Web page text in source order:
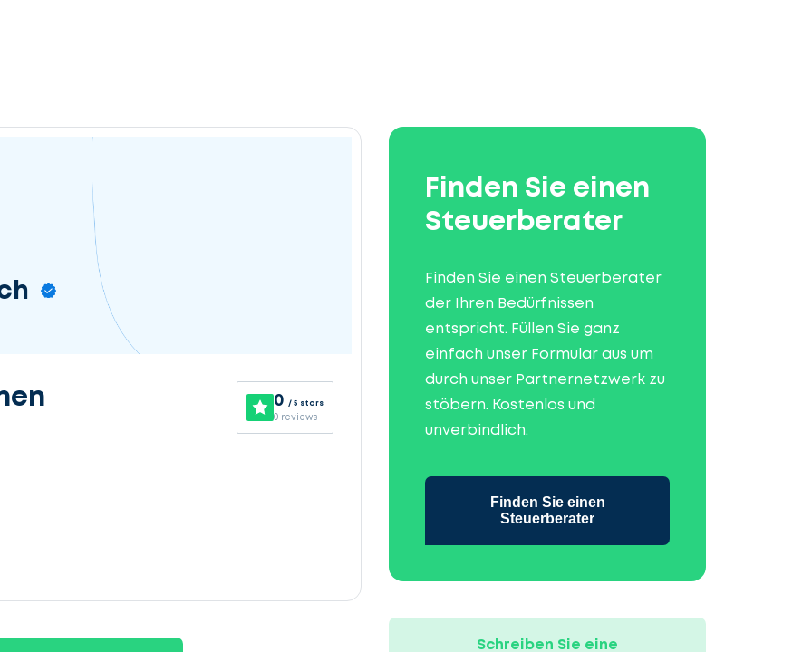
0 / 5 stars
0 reviews
Finden Sie einen
Steuerberater
Finden Sie einen Steuerberater
der Ihren Bedürfnissen
entspricht. Füllen Sie ganz
einfach unser Formular aus um
durch unser Partnernetzwerk zu
stöbern. Kostenlos und
unverbindlich.
Finden Sie einen
Steuerberater
Schreiben Sie eine